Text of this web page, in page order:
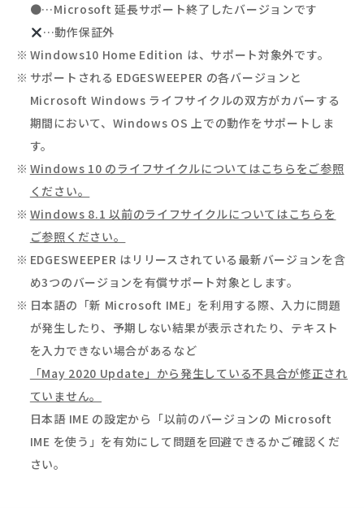
●…Microsoft 延長サポート終了したバージョンです
…動作保証外
Windows10 Home Edition は、サポート対象外です。
サポートされる EDGESWEEPER の各バージョンと
Microsoft Windows ライフサイクルの双方がカバーする
期間において、Windows OS 上での動作をサポートしま
す。
Windows 10 のライフサイクルについてはこちらをご参照
ください。
Windows 8.1 以前のライフサイクルについてはこちらを
ご参照ください。
EDGESWEEPER はリリースされている最新バージョンを含
め3つのバージョンを有償サポート対象とします。
日本語の「新 Microsoft IME」を利用する際、入力に問題
が発生したり、予期しない結果が表示されたり、テキスト
を入力できない場合があるなど
「May 2020 Update」から発生している不具合が修正され
ていません。
日本語 IME の設定から「以前のバージョンの Microsoft
IME を使う」を有効にして問題を回避できるかご確認くだ
さい。